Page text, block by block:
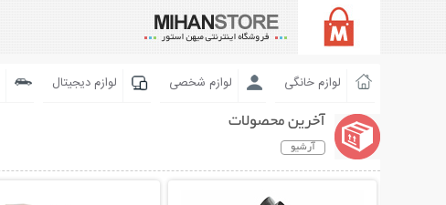
لوازم خانگی لوازم شخصی لوازم دیجیتال
آخرین محصولات
آرشیو